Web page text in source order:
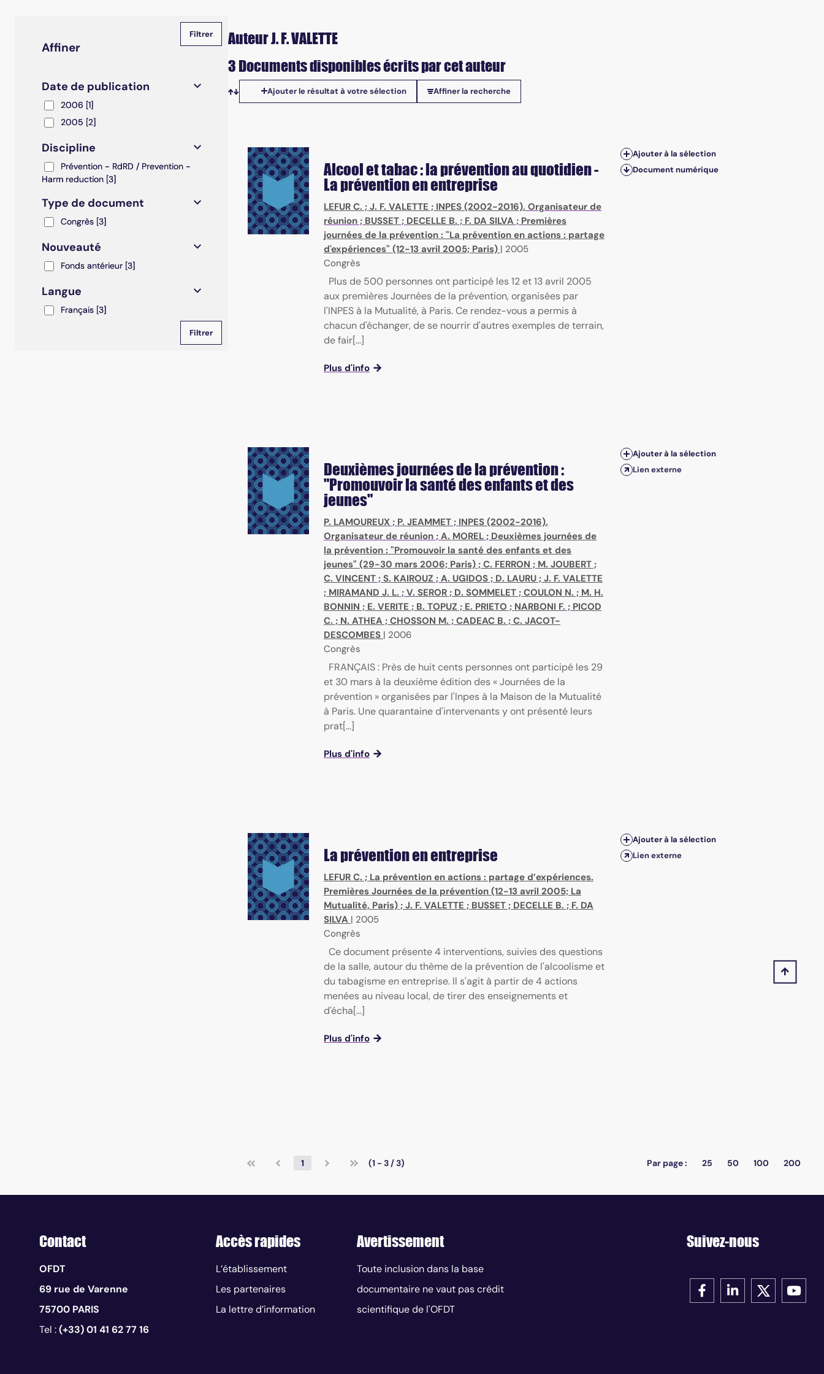
Affiner
Date de publication
20062006 [1]
20052005 [2]
Discipline
Prévention - RdRD / Prevention - Harm reduction
Prévention - RdRD / Prevention -
Harm reduction [3]
Type de document
CongrèsCongrès [3]
Nouveauté
Fonds antérieur
Fonds antérieur [3]
Langue
Français
Français [3]
Auteur J. F. VALETTE
3 Documents disponibles écrits par cet auteur
Tris disponibles
Ajouter le résultat à votre sélection Affiner la recherche
Alcool et tabac : la prévention au quotidien -
La prévention en entreprise
LEFUR C. ; J. F. VALETTE ; INPES (2002-2016), Organisateur de
réunion ; BUSSET ; DECELLE B. ; F. DA SILVA ; Premières
journées de la prévention : "La prévention en actions : partage
d'expériences" (12-13 avril 2005; Paris) | 2005
Congrès
Plus de 500 personnes ont participé les 12 et 13 avril 2005
aux premières Journées de la prévention, organisées par
l'INPES à la Mutualité, à Paris. Ce rendez-vous a permis à
chacun d'échanger, de se nourrir d'autres exemples de terrain,
de fair[...]
Plus d'info
Ajouter à la sélection
Document numérique
Deuxièmes journées de la prévention :
"Promouvoir la santé des enfants et des
jeunes"
P. LAMOUREUX ; P. JEAMMET ; INPES (2002-2016),
Organisateur de réunion ; A. MOREL ; Deuxièmes journées de
la prévention : "Promouvoir la santé des enfants et des
jeunes" (29-30 mars 2006; Paris) ; C. FERRON ; M. JOUBERT ;
C. VINCENT ; S. KAIROUZ ; A. UGIDOS ; D. LAURU ; J. F. VALETTE
; MIRAMAND J. L. ; V. SEROR ; D. SOMMELET ; COULON N. ; M. H.
BONNIN ; E. VERITE ; B. TOPUZ ; E. PRIETO ; NARBONI F. ; PICOD
C. ; N. ATHEA ; CHOSSON M. ; CADEAC B. ; C. JACOT-
DESCOMBES | 2006
Congrès
FRANÇAIS : Près de huit cents personnes ont participé les 29
et 30 mars à la deuxième édition des « Journées de la
prévention » organisées par l'Inpes à la Maison de la Mutualité
à Paris. Une quarantaine d'intervenants y ont présenté leurs
prat[...]
Plus d'info
Ajouter à la sélection
Lien externe
La prévention en entreprise
LEFUR C. ; La prévention en actions : partage d’expériences.
Premières Journées de la prévention (12-13 avril 2005; La
Mutualité, Paris) ; J. F. VALETTE ; BUSSET ; DECELLE B. ; F. DA
SILVA | 2005
Congrès
Ce document présente 4 interventions, suivies des questions
de la salle, autour du thème de la prévention de l'alcoolisme et
du tabagisme en entreprise. Il s'agit à partir de 4 actions
menées au niveau local, de tirer des enseignements et
d'écha[...]
Plus d'info
Ajouter à la sélection
Lien externe
1 (1 - 3 / 3) Par page : 25 50 100 200
Contact
OFDT
69 rue de Varenne
75700 PARIS
Tel :(+33) 01 41 62 77 16
Accès rapides
L’établissement
Les partenaires
La lettre d’information
Avertissement
Toute inclusion dans la base
documentaire ne vaut pas crédit
scientifique de l'OFDT
Suivez-nous